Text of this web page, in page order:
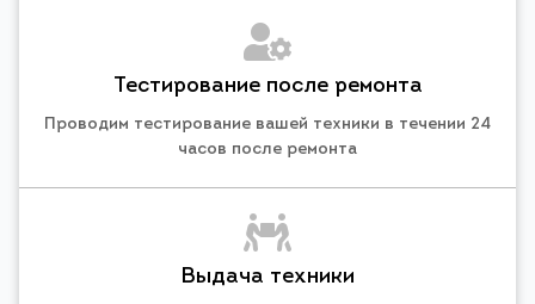
Тестирование после ремонта
Проводим тестирование вашей техники в течении 24
часов после ремонта
Выдача техники